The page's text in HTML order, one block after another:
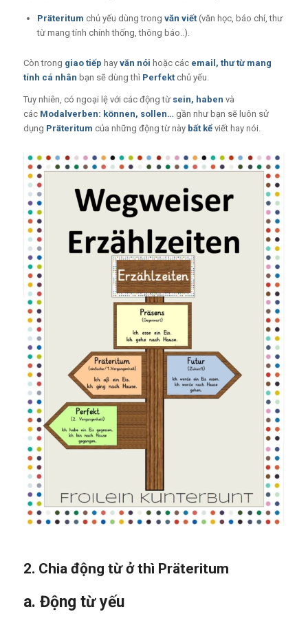
Präteritum chủ yếu dùng trong văn viết (văn học, báo chí, thư
từ mang tính chính thống, thông báo..).
Còn trong giao tiếp hay văn nói hoặc các email, thư từ mang
tính cá nhân bạn sẽ dùng thì Perfektchủ yếu.
Tuy nhiên, có ngoại lệ với các động từ sein, haben và
các Modalverben: können, sollen… gần như bạn sẽ luôn sử
dụng Präteritum của những động từ này bất kểviết hay nói.
2. Chia động từ ở thì Präteritum
a. Động từ yếu